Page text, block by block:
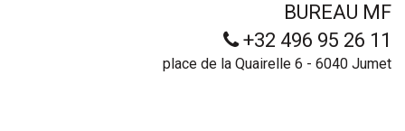
BUREAU MF
+32 496 95 26 11
place de la Quairelle 6 - 6040 Jumet